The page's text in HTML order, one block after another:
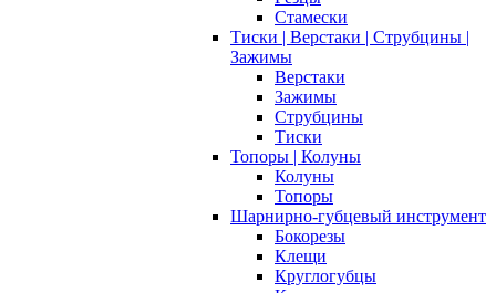
Стамески
Тиски | Верстаки | Струбцины |
Зажимы
Верстаки
Зажимы
Струбцины
Тиски
Топоры | Колуны
Колуны
Топоры
Шарнирно-губцевый инструмент
Бокорезы
Клещи
Круглогубцы